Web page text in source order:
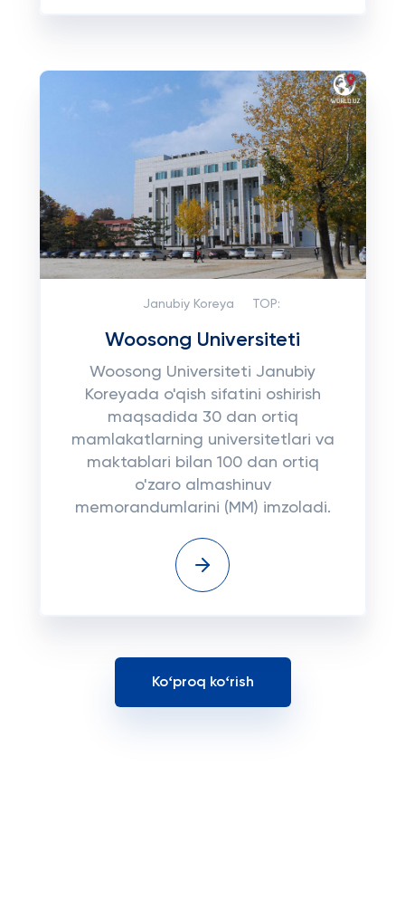
Janubiy Koreya TOP:
Woosong Universiteti
Woosong Universiteti Janubiy
Koreyada o'qish sifatini oshirish
maqsadida 30 dan ortiq
mamlakatlarning universitetlari va
maktablari bilan 100 dan ortiq
o'zaro almashinuv
memorandumlarini (MM) imzoladi.
Koʻproq koʻrish